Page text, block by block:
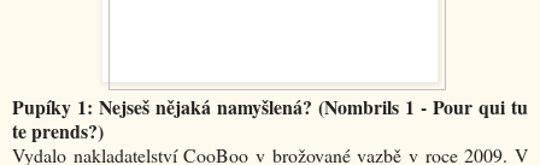
Pupíky 1: Nejseš nějaká namyšlená? (Nombrils 1 - Pour qui tu
te prends?)
Vydalo nakladatelství CooBoo v brožované vazbě v roce 2009. V